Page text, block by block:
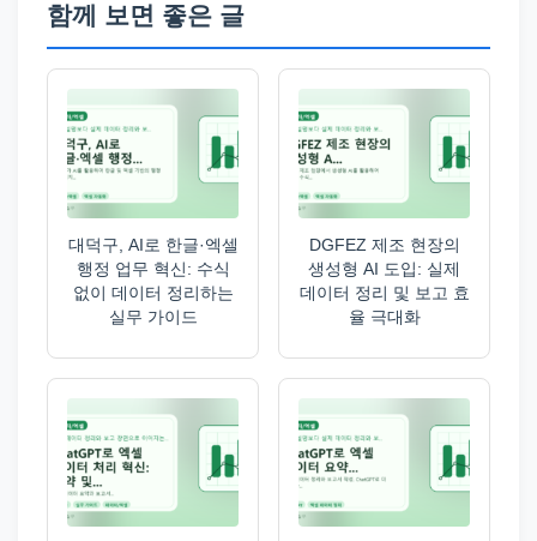
함께 보면 좋은 글
대덕구, AI로 한글·엑셀
행정 업무 혁신: 수식
없이 데이터 정리하는
실무 가이드
DGFEZ 제조 현장의
생성형 AI 도입: 실제
데이터 정리 및 보고 효
율 극대화